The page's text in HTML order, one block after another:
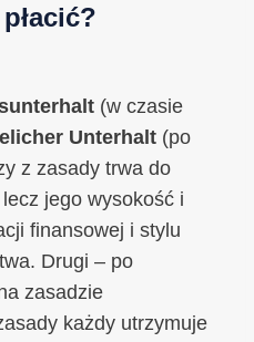
(w czasie
Unterhalt (po
z zasady trwa do
jego wysokość i
finansowej i stylu
Drugi – po
zasadzie
każdy utrzymuje